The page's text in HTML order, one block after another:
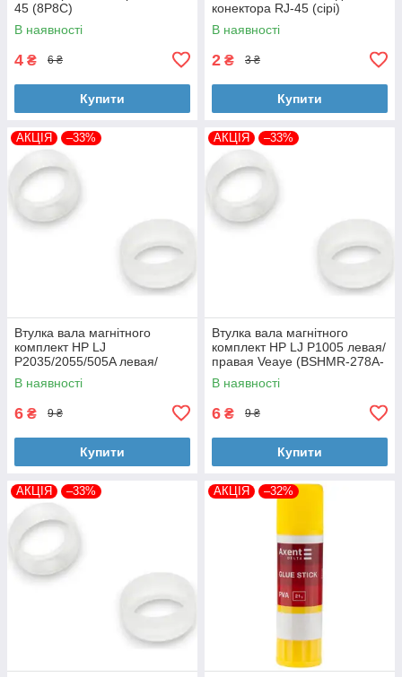
45 (8P8C)
В наявності
4 ₴ 6 ₴
Купити
конектора RJ-45 (сірі)
В наявності
2 ₴ 3 ₴
Купити
АКЦІЯ –33%
Втулка вала магнітного
комплект HP LJ
P2035/2055/505A левая/
правая Veaye (BSHMR-505A-
VE)
В наявності
6 ₴ 9 ₴
Купити
АКЦІЯ –33%
Втулка вала магнітного
комплект HP LJ P1005 левая/
правая Veaye (BSHMR-278A-
VE)
В наявності
6 ₴ 9 ₴
Купити
АКЦІЯ –33% АКЦІЯ –32%